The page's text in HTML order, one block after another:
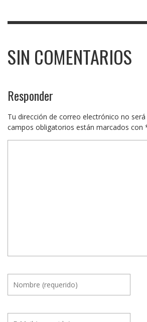
SIN COMENTARIOS
Responder
Tu dirección de correo electrónico no será
campos obligatorios están marcados con